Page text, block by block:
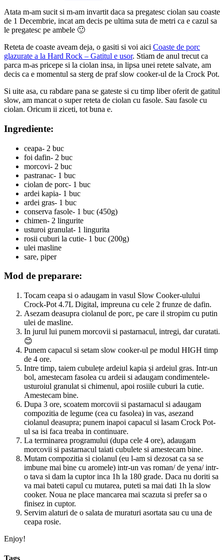
Atata m-am sucit si m-am invartit daca sa pregatesc ciolan sau coaste
de 1 Decembrie, incat am decis pe ultima suta de metri ca e cazul sa
le pregatesc pe ambele 🙂
Reteta de coaste aveam deja, o gasiti si voi aici Coaste de porc
glazurate a la Hard Rock – Gatitul e usor. Stiam de anul trecut ca
parca m-as pricepe si la ciolan insa, in lipsa unei retete salvate, am
decis ca e momentul sa sterg de praf slow cooker-ul de la Crock Pot.
Si uite asa, cu rabdare pana se gateste si cu timp liber oferit de gatitul
slow, am mancat o super reteta de ciolan cu fasole. Sau fasole cu
ciolan. Oricum ii ziceti, tot buna e.
Ingrediente:
ceapa- 2 buc
foi dafin- 2 buc
morcovi- 2 buc
pastranac- 1 buc
ciolan de porc- 1 buc
ardei kapia- 1 buc
ardei gras- 1 buc
conserva fasole- 1 buc (450g)
chimen- 2 lingurite
usturoi granulat- 1 lingurita
rosii cuburi la cutie- 1 buc (200g)
ulei masline
sare, piper
Mod de preparare:
Tocam ceapa si o adaugam in vasul Slow Cooker-ulului
Crock-Pot 4.7L Digital, impreuna cu cele 2 frunze de dafin.
Asezam deasupra ciolanul de porc, pe care il stropim cu putin
ulei de masline.
In jurul lui punem morcovii si pastarnacul, intregi, dar curatati.
😊
Punem capacul si setam slow cooker-ul pe modul HIGH timp
de 4 ore.
Intre timp, taiem cubulețe ardeiul kapia și ardeiul gras. Intr-un
bol, amestecam fasolea cu ardeii si adaugam condimentele-
usturoiul granulat si chimenul, apoi rosiile cuburi la cutie.
Amestecam bine.
Dupa 3 ore, scoatem morcovii si pastarnacul si adaugam
compozitia de legume (cea cu fasolea) in vas, asezand
ciolanul deasupra; punem inapoi capacul si lasam Crock Pot-
ul sa isi faca treaba in continuare.
La terminarea programului (dupa cele 4 ore), adaugam
morcovii si pastarnacul taiati cubulete si amestecam bine.
Mutam compozitia si ciolanul (eu l-am si dezosat ca sa se
imbune mai bine cu aromele) intr-un vas roman/ de yena/ intr-
o tava si dam la cuptor inca 1h la 180 grade. Daca nu doriti sa
va mai bateti capul cu mutarea, puteti sa mai dati 1h la slow
cooker. Noua ne place mancarea mai scazuta si prefer sa o
finisez in cuptor.
Servim alaturi de o salata de muraturi asortata sau cu una de
ceapa rosie.
Enjoy!